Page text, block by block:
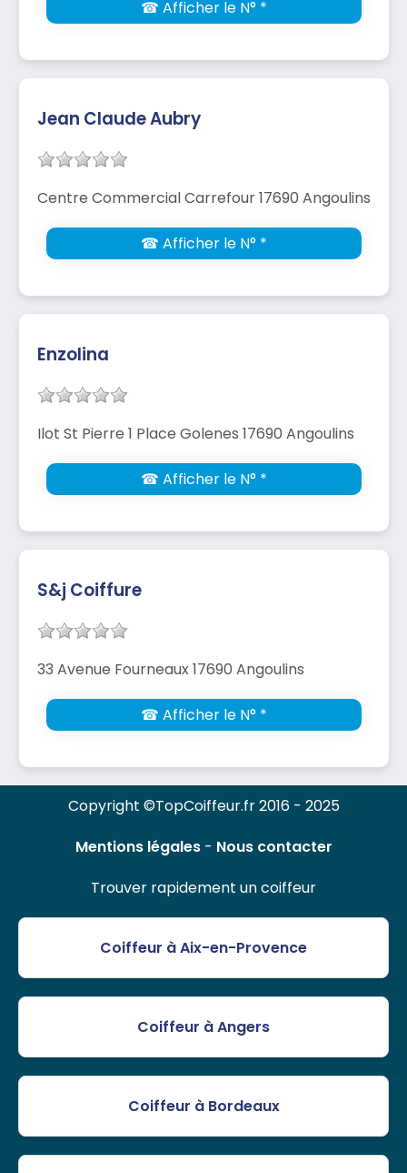
☎ Afficher le N° *
Jean Claude Aubry
Centre Commercial Carrefour 17690 Angoulins
☎ Afficher le N° *
Enzolina
Ilot St Pierre 1 Place Golenes 17690 Angoulins
☎ Afficher le N° *
S&j Coiffure
33 Avenue Fourneaux 17690 Angoulins
☎ Afficher le N° *
Copyright ©TopCoiffeur.fr 2016 - 2025
Mentions légales- Nous contacter
Trouver rapidement un coiffeur
Coiffeur à Aix-en-Provence
Coiffeur à Angers
Coiffeur à Bordeaux